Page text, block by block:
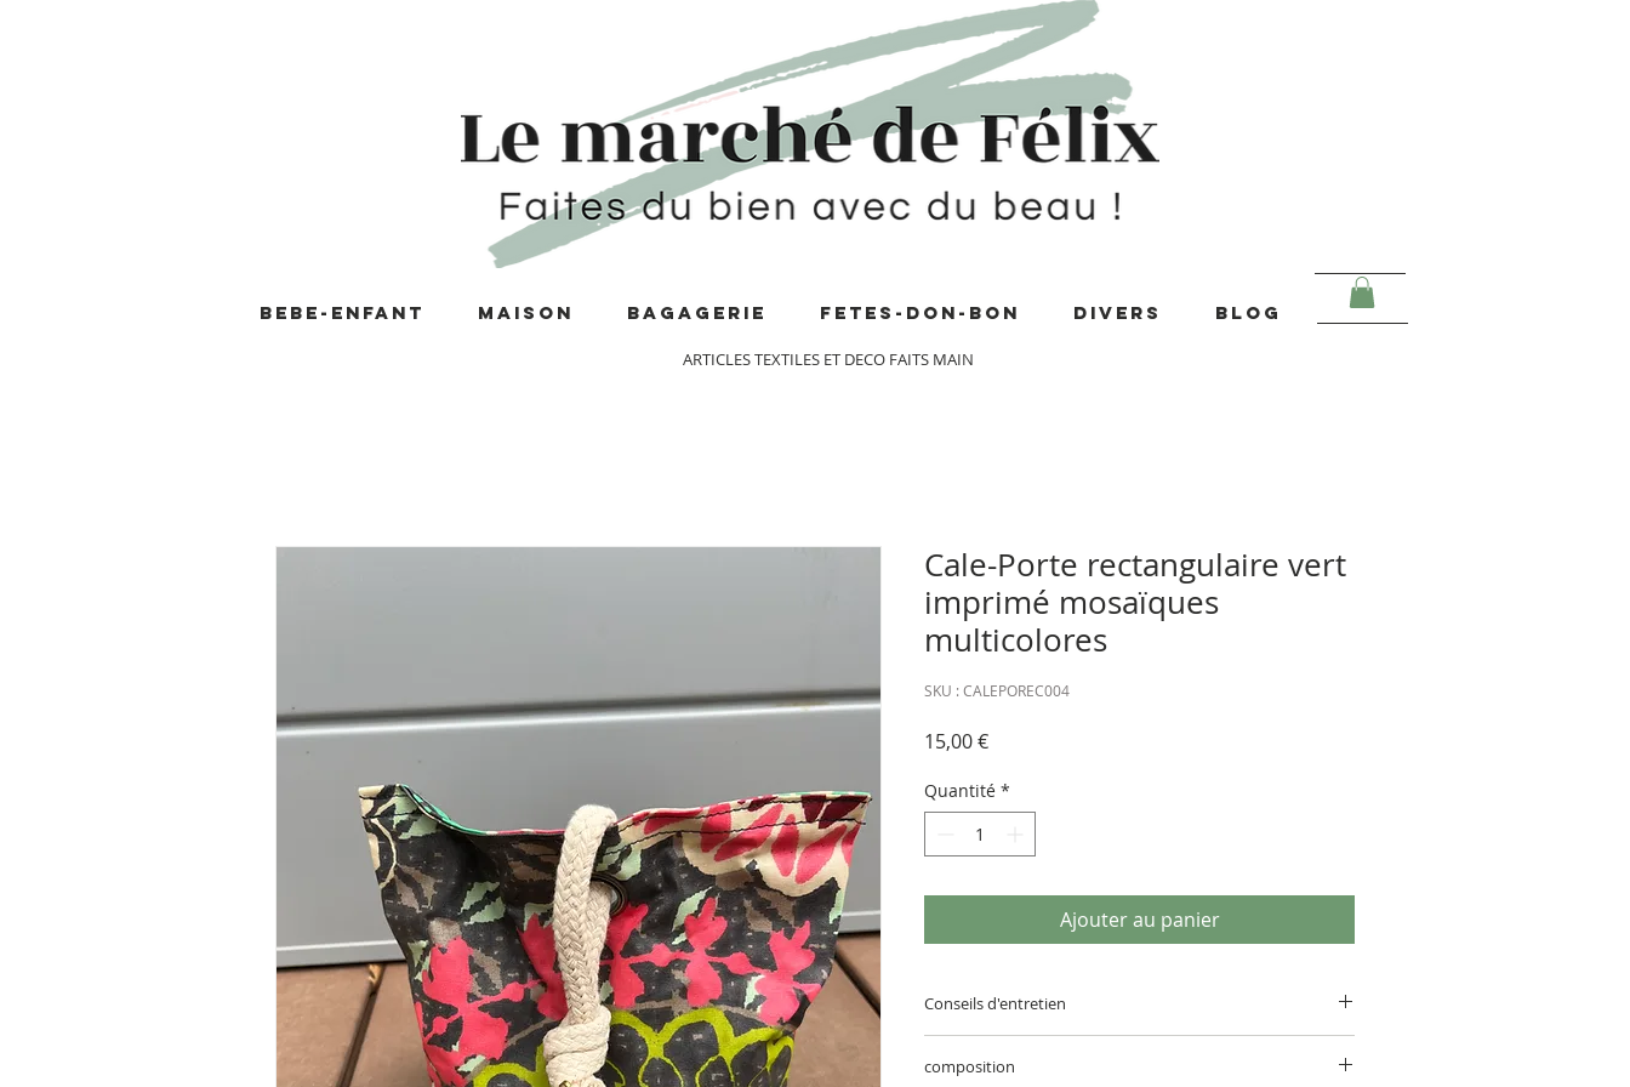
BEBE-ENFANT MAISON BAGAGERIE FETES-DON-BON DIVERS BLOG
ARTICLES TEXTILES ET DECO FAITS MAIN
Cale-Porte rectangulaire vert
imprimé mosaïques
multicolores
SKU : CALEPOREC004
15,00 €Prix
Quantité *
Ajouter au panier
Conseils d'entretien
composition